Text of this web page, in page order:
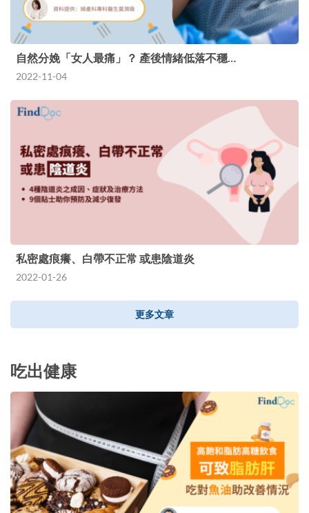
自然分娩「女人最痛」？ 產後情緒低落不穩…
2022-11-04
私密處痕癢、白帶不正常 或患陰道炎
2022-01-26
更多文章
吃出健康